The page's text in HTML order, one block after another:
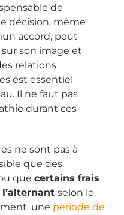
de
décision, même
accord, peut
son image et
relations
est essentiel
Il ne faut pas
durant ces
ne sont pas à
que des
que certains frais
selon le
une période de